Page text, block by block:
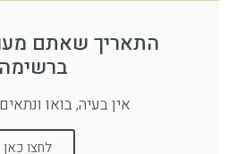
התאריך שאתם
אין בעיה, בואו
לחצו כאן